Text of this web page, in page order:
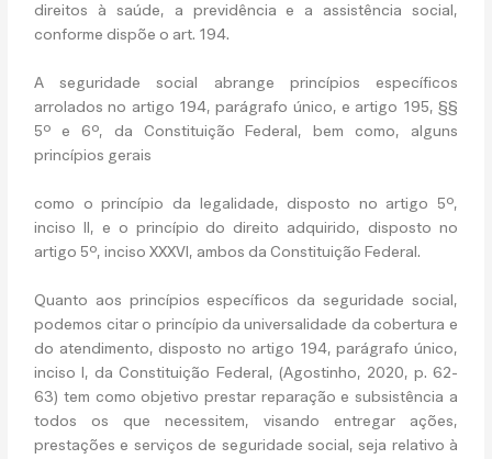
direitos à saúde, a previdência e a assistência social,
conforme dispõe o art. 194.
A seguridade social abrange princípios específicos
arrolados no artigo 194, parágrafo único, e artigo 195, §§
5º e 6º, da Constituição Federal, bem como, alguns
princípios gerais
como o princípio da legalidade, disposto no artigo 5º,
inciso II, e o princípio do direito adquirido, disposto no
artigo 5º, inciso XXXVI, ambos da Constituição Federal.
Quanto aos princípios específicos da seguridade social,
podemos citar o princípio da universalidade da cobertura e
do atendimento, disposto no artigo 194, parágrafo único,
inciso I, da Constituição Federal, (Agostinho, 2020, p. 62-
63) tem como objetivo prestar reparação e subsistência a
todos os que necessitem, visando entregar ações,
prestações e serviços de seguridade social, seja relativo à